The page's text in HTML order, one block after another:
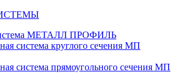
МЕТАЛЛ ПРОФИЛЬ
система круглого сечения МП
система прямоугольного сечения МП